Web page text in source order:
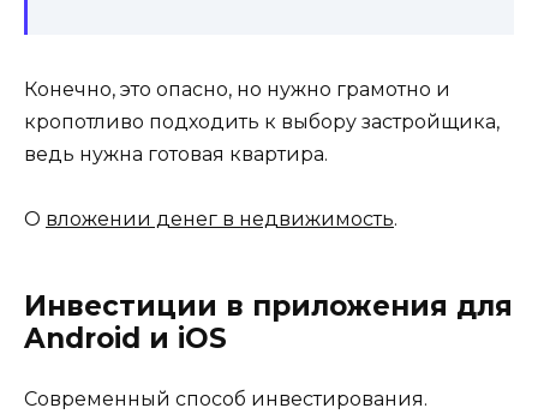
Конечно, это опасно, но нужно грамотно и
кропотливо подходить к выбору застройщика,
ведь нужна готовая квартира.
О вложении денег в недвижимость.
Инвестиции в приложения для
Android и iOS
Современный способ инвестирования.